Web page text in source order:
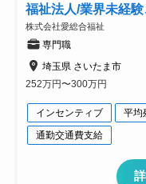
福祉法人/業界未経
株式会社愛総合福祉
専門職
埼玉県 さいたま市
252万円〜300万円
インセンティブ 平均
通勤交通費支給